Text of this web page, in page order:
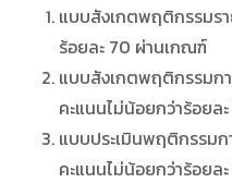
แบบสังเกตพฤติกรรมร
ร้อยละ 70 ผ่านเกณฑ์
แบบสังเกตพฤติกรรมก
คะแนนไม่น้อยกว่าร้อยล
แบบประเมินพฤติกรรม
คะแนนไม่น้อยกว่าร้อย